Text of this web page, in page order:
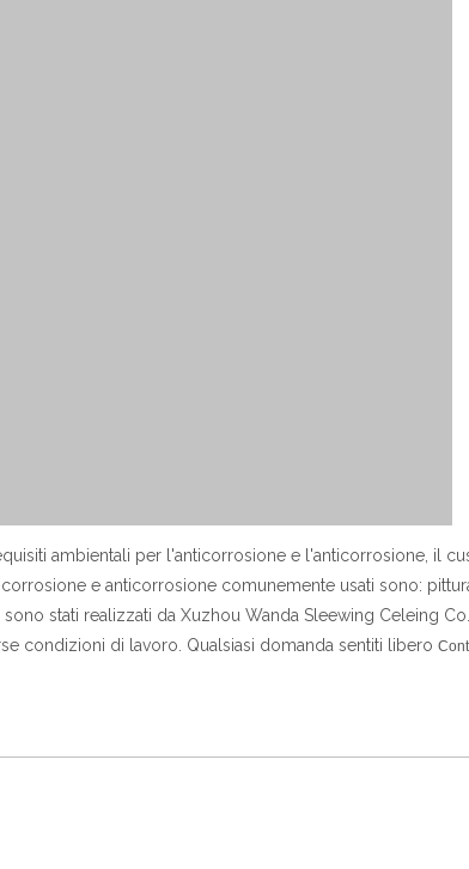
ambientali per l'anticorrosione e l'anticorrosione, il
e anticorrosione comunemente usati sono:
stati realizzati da Xuzhou Wanda Sleewing Celeing
condizioni di lavoro. Qualsiasi domanda sentiti libero